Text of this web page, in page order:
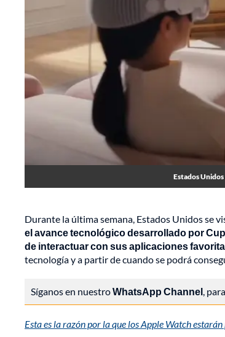
Estados
Durante la última semana, Estados Unidos se
el avance tecnológico desarrollado por
de interactuar con sus aplicaciones
tecnología y a partir de cuando se podrá
Síganos en nuestroWhatsApp Channel,
Esta es la razón por la que los Apple Watch